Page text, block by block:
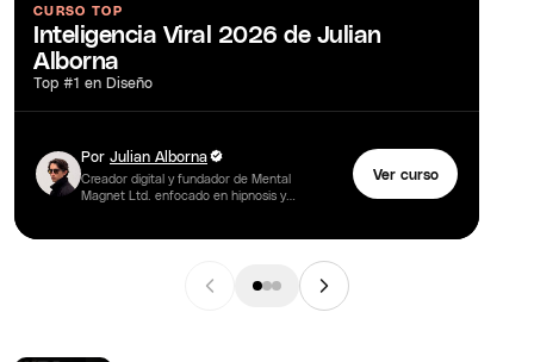
CURSO TOP
Inteligencia Viral 2026 de Julian
Alborna
Top #1 en Diseño
Por Julian Alborna
Creador digital y fundador de Mental
Magnet Ltd. enfocado en hipnosis y
Ver curso